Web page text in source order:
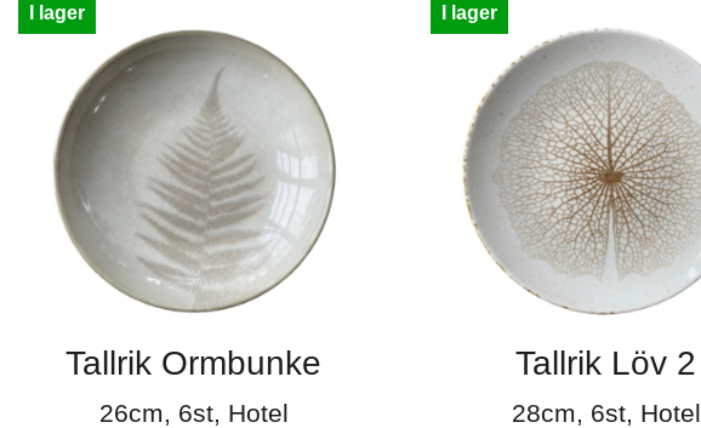
I lager
Tallrik Ormbunke
26cm, 6st, Hotel
I lager
Tallrik Löv 2
28cm, 6st, Hotel